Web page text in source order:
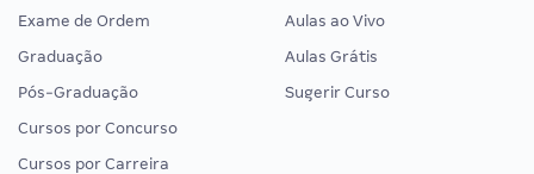
Exame de Ordem
Graduação
Pós-Graduação
Cursos por Concurso
Cursos por Carreira
Aulas ao Vivo
Aulas Grátis
Sugerir Curso